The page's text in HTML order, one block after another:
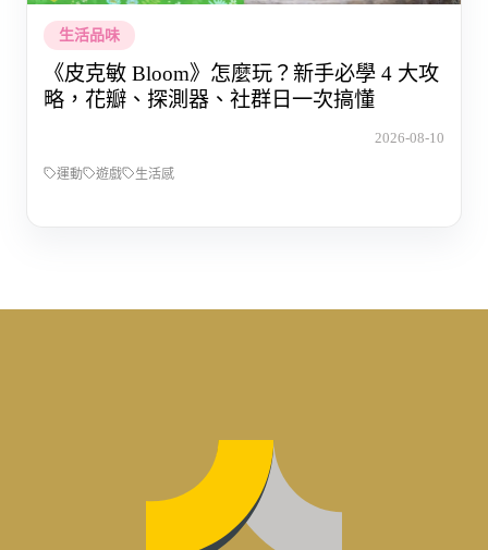
生活品味
《皮克敏 Bloom》怎麼玩？新手必學 4 大攻
略，花瓣、探測器、社群日一次搞懂
2026-08-10
運動 遊戲 生活感